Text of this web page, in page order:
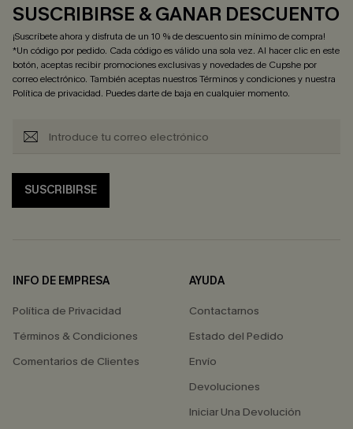
SUSCRIBIRSE & GANAR DESCUENTO
¡Suscríbete ahora y disfruta de un 10 % de descuento sin mínimo de compra!
*Un código por pedido. Cada código es válido una sola vez. Al hacer clic en este
botón, aceptas recibir promociones exclusivas y novedades de Cupshe por
correo electrónico. También aceptas nuestrosTérminos y condicionesy nuestra
Política de privacidad. Puedes darte de baja en cualquier momento.
SUSCRIBIRSE
INFO DE EMPRESA
Política de Privacidad
Términos & Condiciones
Comentarios de Clientes
AYUDA
Contactarnos
Estado del Pedido
Envío
Devoluciones
Iniciar Una Devolución